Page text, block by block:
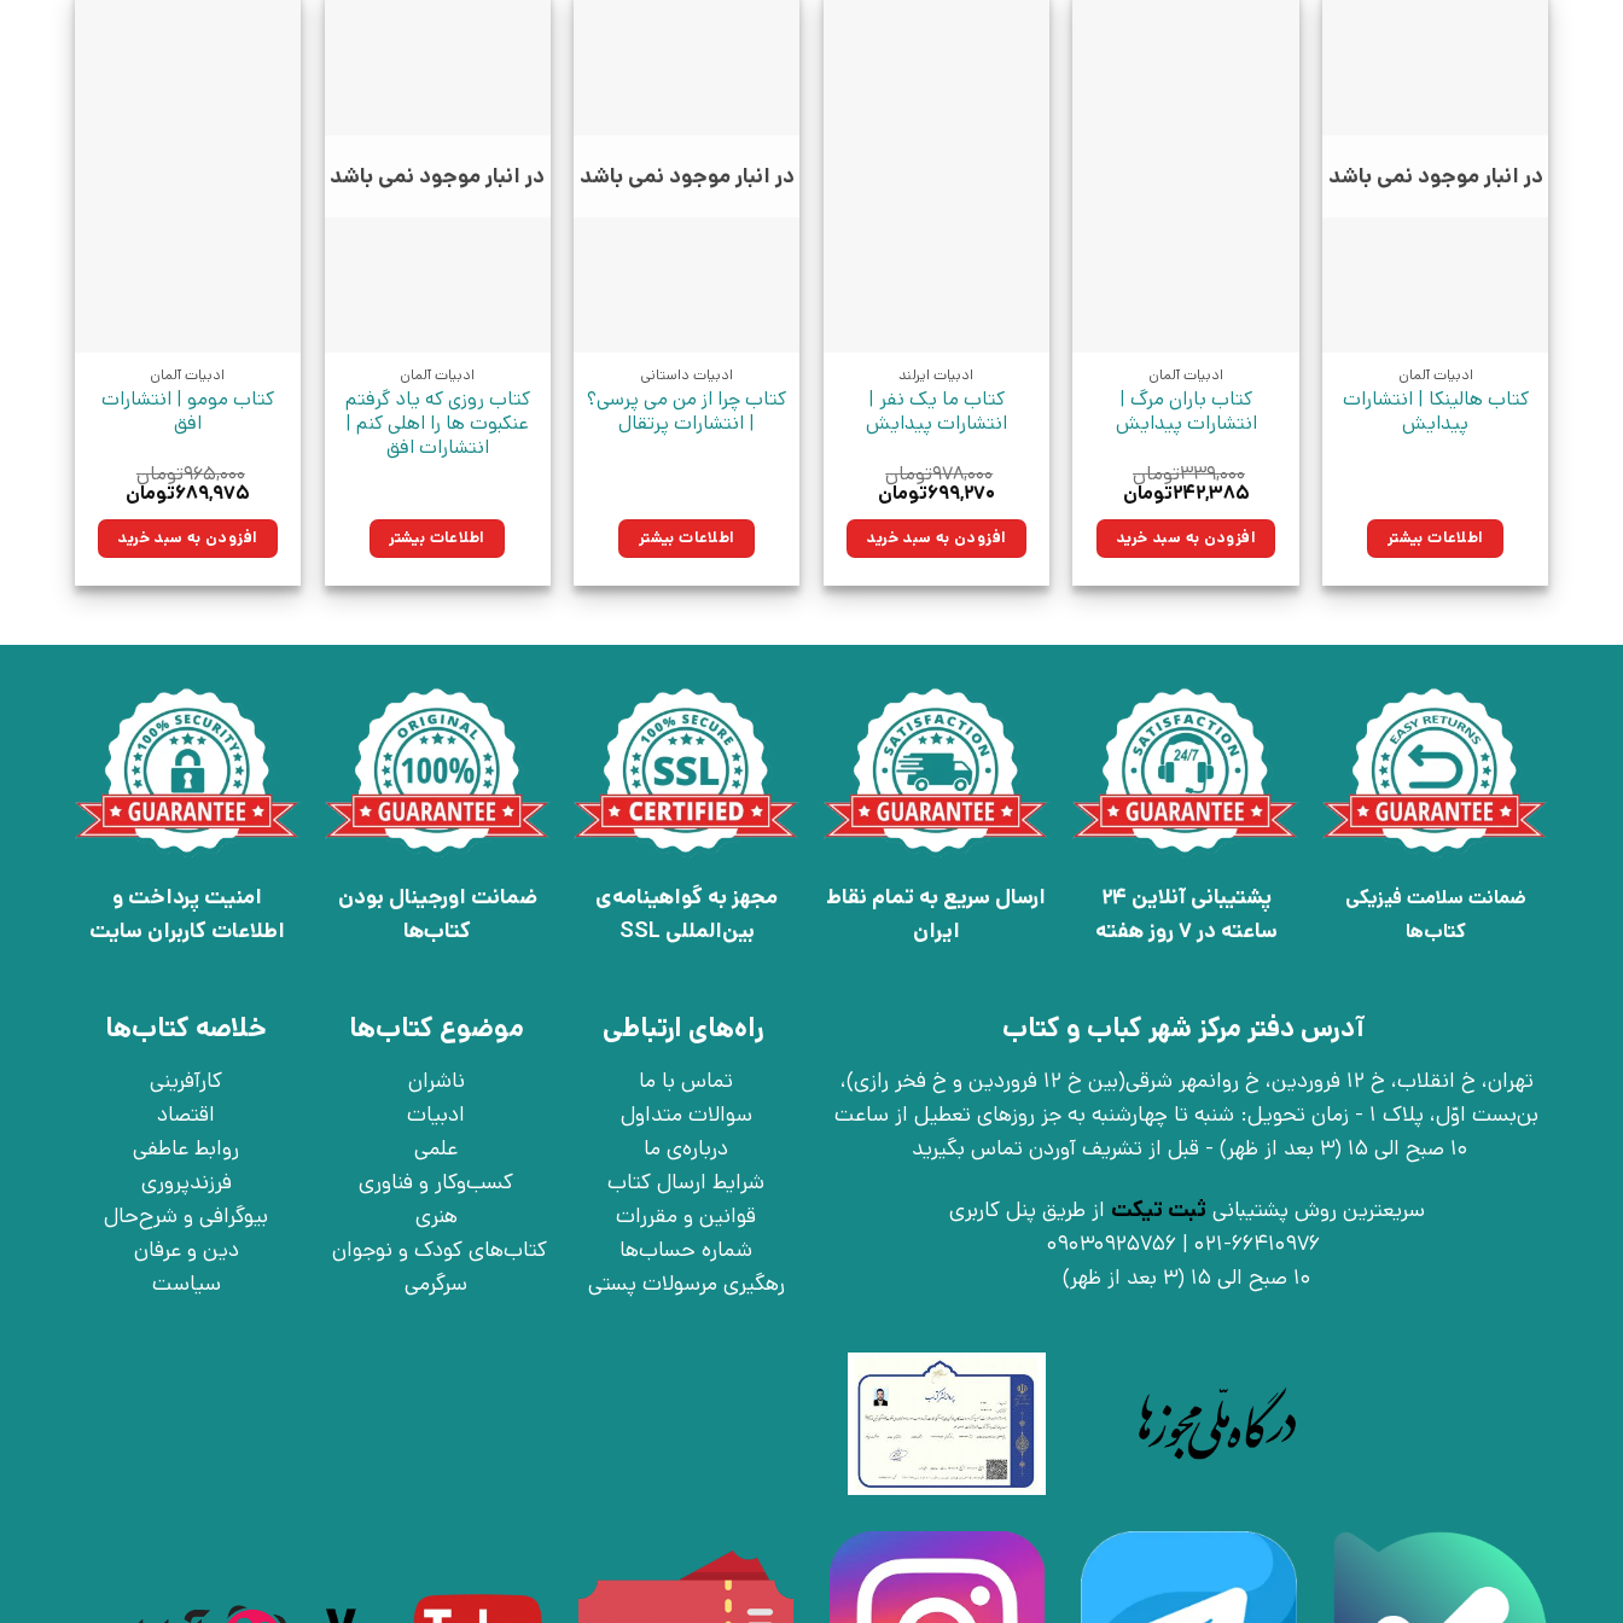
در انبار موجود نمی باشد
ادبیات آلمان
کتاب هالینکا | انتشارات
پیدایش
اطلاعات بیشتر
ادبیات آلمان
کتاب باران مرگ |
انتشارات پیدایش
۳۳۹,۰۰۰تومان
قیمت
۳۳۹,۰۰۰تومان
بود.
۲۴۲,۳۸۵تومان
۲۴۲,۳۸۵تومان.افزودن به سبد خرید
ادبیات ایرلند
کتاب ما یک نفر |
انتشارات پیدایش
۹۷۸,۰۰۰تومان
قیمت
۹۷۸,۰۰۰تومان
بود.
۶۹۹,۲۷۰تومان
۶۹۹,۲۷۰تومان.افزودن به سبد خرید
در انبار موجود نمی باشد
ادبیات داستانی
کتاب چرا از من می پرسی؟
| انتشارات پرتقال
اطلاعات بیشتر
در انبار موجود نمی باشد
ادبیات آلمان
کتاب روزی که یاد گرفتم
عنکبوت ها را اهلی کنم |
انتشارات افق
اطلاعات بیشتر
ادبیات آلمان
کتاب مومو | انتشارات
افق
۹۶۵,۰۰۰تومان
قیمت
۹۶۵,۰۰۰تومان
بود.
۶۸۹,۹۷۵تومان
۶۸۹,۹۷۵تومان.افزودن به سبد خرید
ضمانت سلامت فیزیکی
کتاب‌ها
پشتیبانی آنلاین 24
ساعته در 7 روز هفته
ارسال سریع به تمام نقاط
ایران
مجهز به گواهینامه‌ی
بین‌المللی SSL
ضمانت اورجینال بودن
کتاب‌ها
امنیت پرداخت و
اطلاعات کاربران سایت
آدرس دفتر مرکز شهر کباب و کتاب
تهران، خ انقلاب، خ 12 فروردین، خ روانمهر شرقی(بین خ 12 فروردین و خ فخر رازی)،
بن‌بست اوّل، پلاک 1 - زمان تحویل: شنبه تا چهارشنبه به جز روزهای تعطیل از ساعت
10 صبح الی 15 (3 بعد از ظهر) - قبل از تشریف آوردن تماس بگیرید
سریعترین روش پشتیبانی ثبت تیکت از طریق پنل کاربری
10 صبح الی 15 (3 بعد از ظهر)
راه‌های ارتباطی
تماس با ما
سوالات متداول
درباره‌ی ما
شرایط ارسال کتاب
قوانین و مقررات
شماره حساب‌ها
رهگیری مرسولات پستی
موضوع کتاب‌ها
ناشران
ادبیات
علمی
کسب‌وکار و فناوری
هنری
کتاب‌های کودک و نوجوان
سرگرمی
خلاصه کتاب‌ها
کارآفرینی
اقتصاد
روابط عاطفی
فرزندپروری
بیوگرافی و شرح‌حال
دین و عرفان
سیاست